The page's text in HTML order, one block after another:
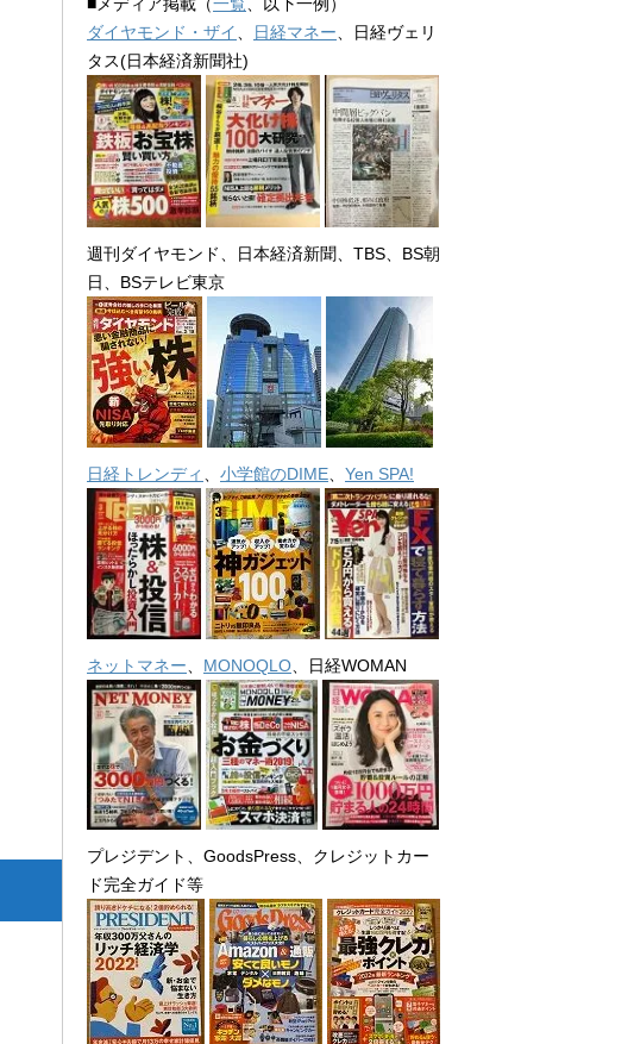
ダイヤモンド・ザイ
日経マネー 、日経ヴェリ
タス(日本経済新聞社)
週刊ダイヤモンド、日本経済新聞、TBS、BS朝
日、BSテレビ東京
日経トレンディ 小学館のDIME Yen SPA!
ネットマネー MONOQLO 、日経WOMAN
プレジデント、GoodsPress、クレジットカー
ド完全ガイド等